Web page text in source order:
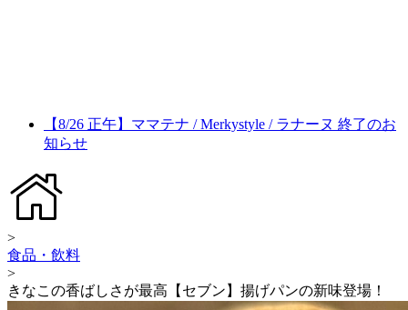
【8/26 正午】ママテナ / Merkystyle / ラナーヌ 終了のお
知らせ
>
食品・飲料
>
きなこの香ばしさが最高【セブン】揚げパンの新味登場！